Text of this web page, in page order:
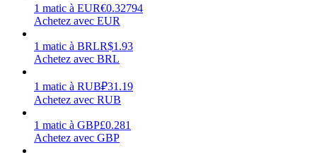
Cochon de puissance
1 matic à EUR€0.32794
Achetez avec EUR
1 matic à BRLR$1.93
Achetez avec BRL
1 matic à RUB₽31.19
Achetez avec RUB
1 matic à GBP£0.281
Achetez avec GBP